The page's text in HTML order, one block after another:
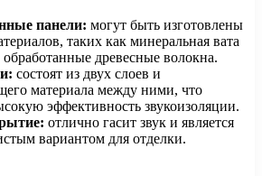
панели: могут быть изготовлены
таких как минеральная вата
древесные волокна.
состоят из двух слоев и
материала между ними, что
эффективность звукоизоляции.
отлично гасит звук и является
вариантом для отделки.